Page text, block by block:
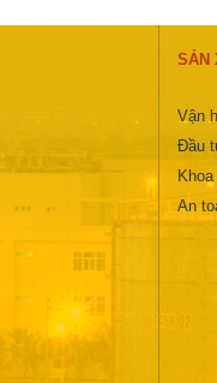
SẢN
Vận
Đầu
An